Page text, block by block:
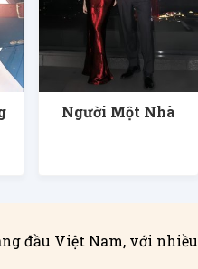
Người Một Nhà
đầu Việt Nam, với nhiều